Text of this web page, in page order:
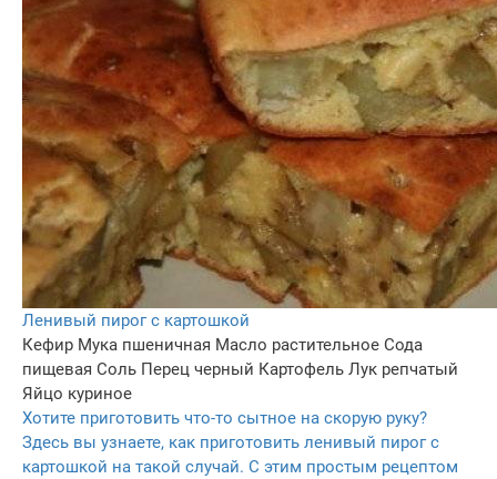
Ленивый пирог с картошкой
Кефир Мука пшеничная Масло растительное Сода
пищевая Соль Перец черный Картофель Лук репчатый
Яйцо куриное
Хотите приготовить что-то сытное на скорую руку?
Здесь вы узнаете, как приготовить ленивый пирог с
картошкой на такой случай. С этим простым рецептом